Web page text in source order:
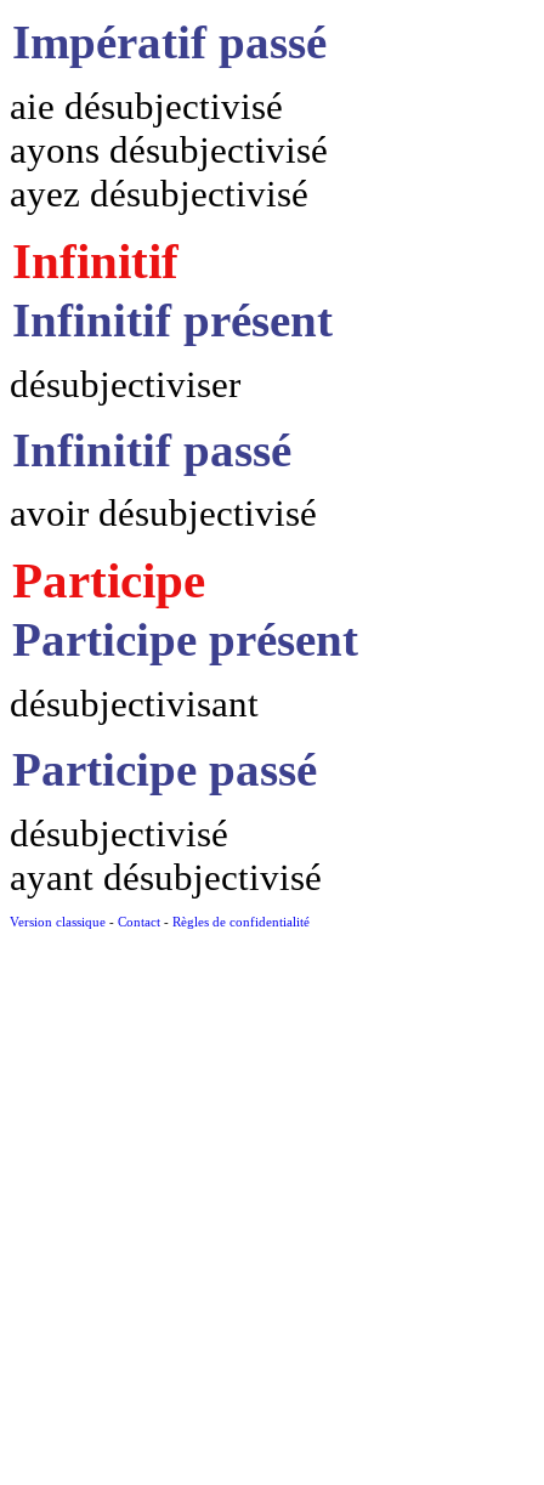
Impératif passé
aie désubjectivisé
ayons désubjectivisé
ayez désubjectivisé
Infinitif
Infinitif présent
désubjectiviser
Infinitif passé
avoir désubjectivisé
Participe
Participe présent
désubjectivisant
Participe passé
désubjectivisé
ayant désubjectivisé
Version classique - Contact - Règles de confidentialité